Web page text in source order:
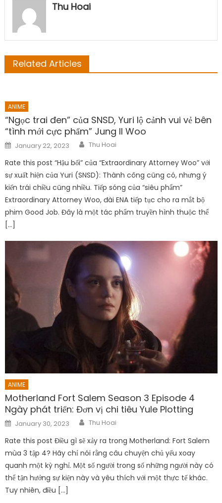
Thu Hoai
Related Articles
ANIME
“Ngọc trai đen” của SNSD, Yuri lộ cảnh vui vẻ bên
“tình mới cực phẩm” Jung Il Woo
Posted
on
January 22, 2023 Author
Thu Hoai
Rate this post “Hậu bối” của “Extraordinary Attorney Woo” với
sự xuất hiện của Yuri (SNSD): Thành công cũng có, nhưng ý
kiến trái chiều cũng nhiều. Tiếp sóng của “siêu phẩm”
Extraordinary Attorney Woo, đài ENA tiếp tục cho ra mắt bộ
phim Good Job. Đây là một tác phẩm truyền hình thuộc thể
[…]
ANIME
Motherland Fort Salem Season 3 Episode 4
Ngày phát triển: Đơn vị chi tiêu Yule Plotting
Posted
on
January 30, 2023 Author
Thu Hoai
Rate this post Điều gì sẽ xảy ra trong Motherland: Fort Salem
mùa 3 tập 4? Hãy chỉ nói rằng câu chuyện chủ yếu xoay
quanh một kỳ nghỉ. Một số người trong số những người này có
thể tận hưởng sự kiện này và yêu thích với một thực tế khác.
Tuy nhiên, điều […]